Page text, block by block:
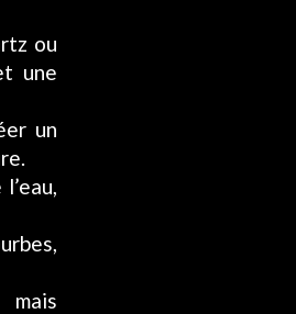
ou
une
un